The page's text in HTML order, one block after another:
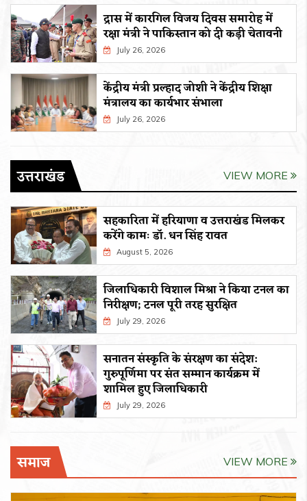
द्रास में कारगिल विजय दिवस समारोह में
रक्षा मंत्री ने पाकिस्तान को दी कड़ी चेतावनी
July 26, 2026
केंद्रीय मंत्री प्रल्हाद जोशी ने केंद्रीय शिक्षा
मंत्रालय का कार्यभार संभाला
July 26, 2026
उत्तराखंड VIEW MORE
सहकारिता में हरियाणा व उत्तराखंड मिलकर
करेंगे कामः डाॅ. धन सिंह रावत
August 5, 2026
जिलाधिकारी विशाल मिश्रा ने किया टनल का
निरीक्षण; टनल पूरी तरह सुरक्षित
July 29, 2026
सनातन संस्कृति के संरक्षण का संदेश:
गुरुपूर्णिमा पर संत सम्मान कार्यक्रम में
शामिल हुए जिलाधिकारी
July 29, 2026
समाज VIEW MORE